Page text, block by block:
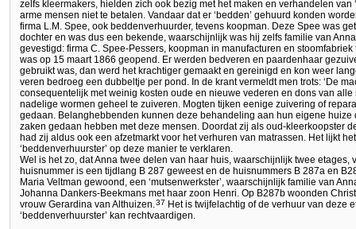
zelfs kleermakers, hielden zich ook bezig met het maken en verhandelen van
arme mensen niet te betalen. Vandaar dat er ‘bedden’ gehuurd konden
firma L.M. Spee, ook beddenverhuurder, tevens koopman. Deze Spee was
dochter en was dus een bekende, waarschijnlijk was hij zelfs familie van
gevestigd: firma C. Spee-Pessers, koopman in manufacturen en
was op 15 maart 1866 geopend. Er werden bedveren en paardenhaar
gebruikt was, dan werd het krachtiger gemaakt en gereinigd en kon weer
veren bedroeg een dubbeltje per pond. In de krant vermeldt men trots: ‘De
consequentelijk met weinig kosten oude en nieuwe vederen en dons van
nadelige wormen geheel te zuiveren. Mogten tijken eenige zuivering of
gedaan. Belanghebbenden kunnen deze behandeling aan hun eigene huize
zaken gedaan hebben met deze mensen. Doordat zij als oud-kleerkoopster
had zij aldus ook een afzetmarkt voor het verhuren van matrassen. Het lijkt
‘beddenverhuurster’ op deze manier te verklaren.
Wel is het zo, dat Anna twee delen van haar huis, waarschijnlijk twee
huisnummer is een tijdlang B 287 geweest en de huisnummers B 287a en
Maria Veltman gewoond, een ‘mutsenwerkster’, waarschijnlijk familie van
Johanna Dankers-Beekmans met haar zoon Henri. Op B287b woonden
vrouw Gerardina van Althuizen.37 Het is twijfelachtig of de verhuur van deze
‘beddenverhuurster’ kan rechtvaardigen.